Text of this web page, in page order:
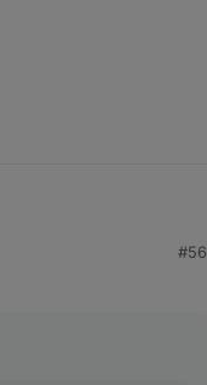
finden.
#56